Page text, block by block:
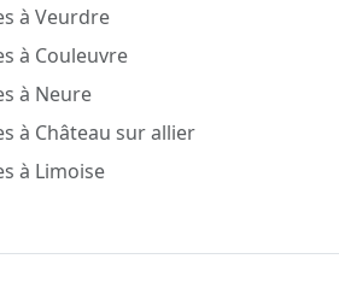
à Veurdre
à Couleuvre
à Neure
à Château sur allier
à Limoise